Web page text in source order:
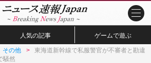
人気の記事 ゲームで遊ぶ
その他
東海道新幹線で私服警官が不審者と勘違
騒然